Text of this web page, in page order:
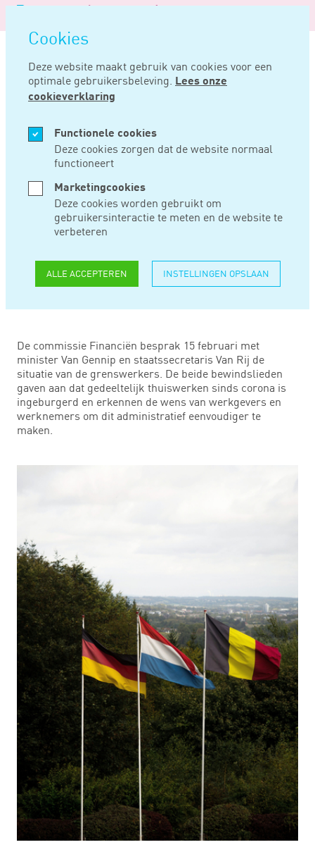
overslaan
Cookies
Deze website maakt gebruik van cookies voor een
optimale gebruikersbeleving. Lees onze
cookieverklaring
Functionele cookies
Deze cookies zorgen dat de website normaal
functioneert
Marketingcookies
Deze cookies worden gebruikt om
gebruikersinteractie te meten en de website te
verbeteren
ALLE ACCEPTEREN INSTELLINGEN OPSLAAN
Logo
Noord
Negentig
Home Nieuws
FEB 21, 2023
EIND MAART
DUIDELIJKHEID
OVER SOCIALE
ZEKERHEID
GRENSWERKERS
De commissie Financiën besprak 15 februari met
minister Van Gennip en staatssecretaris Van Rij de
situatie van de grenswerkers. De beide bewindslieden
gaven aan dat gedeeltelijk thuiswerken sinds corona is
ingeburgerd en erkennen de wens van werkgevers en
werknemers om dit administratief eenvoudiger te
maken.